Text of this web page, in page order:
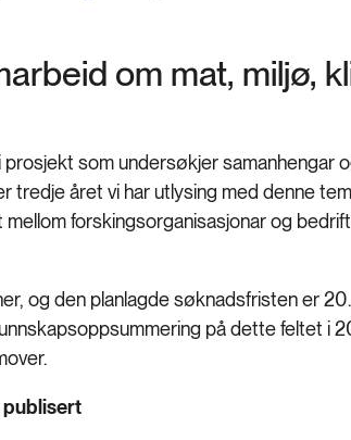
om mat, miljø,
som undersøkjer samanhengar
tredje året vi har utlysing med denne
forskingsorganisasjonar og
og den planlagde søknadsfristen er
på dette feltet i
publisert